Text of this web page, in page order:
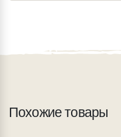
Похожие товары